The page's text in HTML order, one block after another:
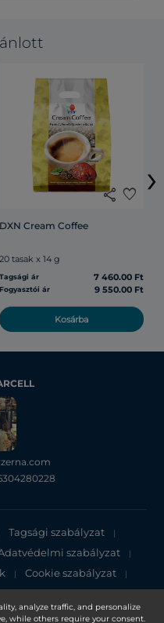
analyze traffic, and personalize
while others require your consent.
share favorite
DXN Cream Coffee
20 tasak x 14 g
Tagsági ár 7 460.00 Ft
Fogyasztói ár 9 550.00 Ft
Kosárba
›
Tagsági szabályzat |
szabályzat |
| Cookie szabályzat |